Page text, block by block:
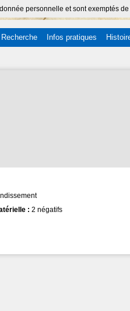
personnelle et sont exemptés
Recherche Infos pratiques
:2 négatifs